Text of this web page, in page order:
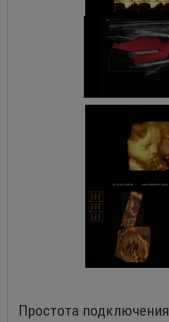
Простота подключения